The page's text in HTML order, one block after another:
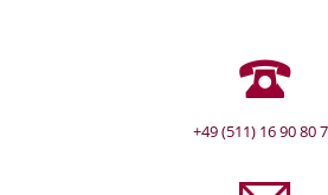
+49 (511) 16 90 80